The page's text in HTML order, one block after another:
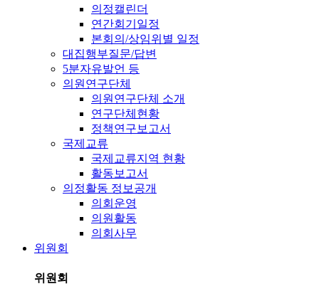
의정캘린더
연간회기일정
본회의/상임위별 일정
대집행부질문/답변
5분자유발언 등
의원연구단체
의원연구단체 소개
연구단체현황
정책연구보고서
국제교류
국제교류지역 현황
활동보고서
의정활동 정보공개
의회운영
의원활동
의회사무
위원회
위원회